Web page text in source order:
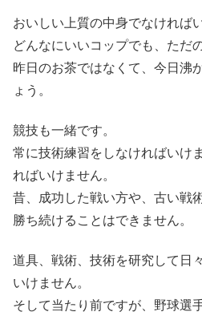
おいしい上質の中身でなければ
どんなにいいコップでも、ただ
昨日のお茶ではなくて、今日沸
ょう。
競技も一緒です。
常に技術練習をしなければいけ
ればいけません。
昔、成功した戦い方や、古い戦
勝ち続けることはできません。
道具、戦術、技術を研究して日
いけません。
そして当たり前ですが、野球選